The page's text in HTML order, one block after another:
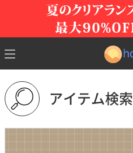
アイテム検索